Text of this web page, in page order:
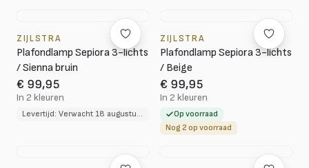
ZIJLSTRA
Plafondlamp Sepiora 3-lichts
/ Sienna bruin
€ 99,95
In 2 kleuren
Levertijd: Verwacht 18 augustus 2026
ZIJLSTRA
Plafondlamp Sepiora 3-lichts
/ Beige
€ 99,95
In 2 kleuren
Op voorraad
Nog 2 op voorraad